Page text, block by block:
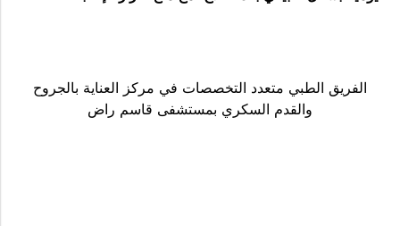
الفريق الطبي متعدد التخصصات في مركز العناية بالجروح
والقدم السكري بمستشفى قاسم راض